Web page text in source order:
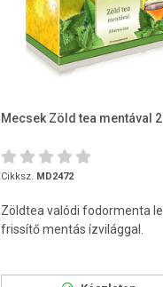
Mecsek Zöld tea mentával
Cikksz. MD2472
Zöldtea valódi fodormenta
frissítő mentás ízvilággal.